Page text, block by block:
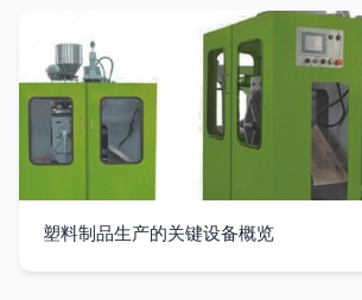
塑料制品生产的关键设备概览